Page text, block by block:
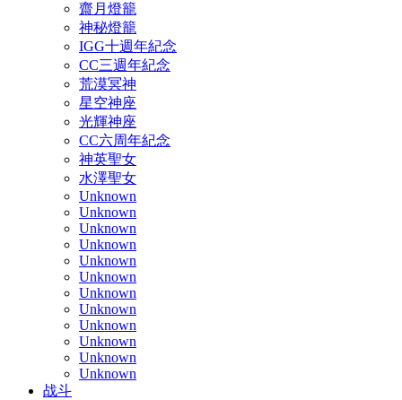
齋月燈籠
神秘燈籠
IGG十週年紀念
CC三週年紀念
荒漠冥神
星空神座
光輝神座
CC六周年紀念
神英聖女
水澤聖女
Unknown
Unknown
Unknown
Unknown
Unknown
Unknown
Unknown
Unknown
Unknown
Unknown
Unknown
Unknown
战斗